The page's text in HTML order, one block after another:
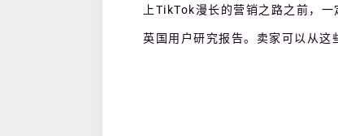
上TikTok漫长的营销之路之前，
英国用户研究报告。卖家可以从这